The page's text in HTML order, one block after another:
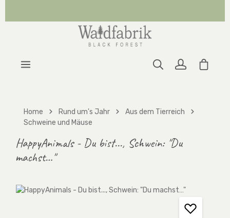
Home Rund um's Jahr
Aus dem Tierreich
Schweine und Mäuse
HappyAnimals - Du bist..., Schwein: "Du
machst…"
Bildergalerie überspringen